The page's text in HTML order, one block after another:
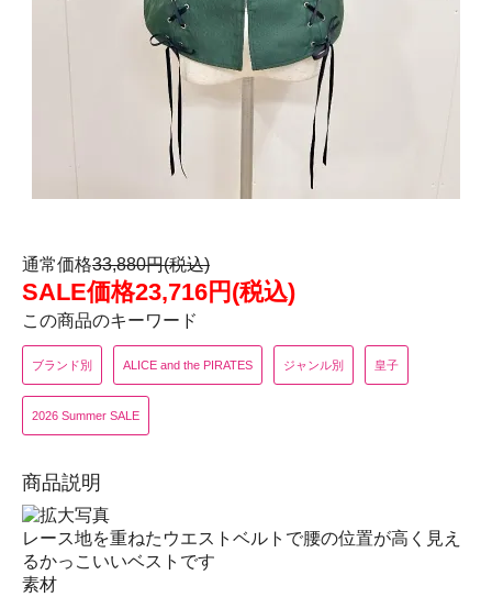
通常価格33,880円(税込)
SALE価格23,716円(税込)
この商品のキーワード
ブランド別 ALICE and the PIRATES ジャンル別 皇子
2026 Summer SALE
商品説明
レース地を重ねたウエストベルトで腰の位置が高く見え
るかっこいいベストです
素材